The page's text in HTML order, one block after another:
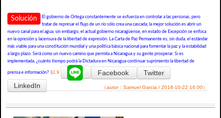
Solución
El gobierno de Ortega constantemente se esfuerza en controlar a las personas, pero
tratar de represar el flujo de un río sólo crea una cascada; la mejor solución es abrir un
nuevo canal para el agua, sin embargo, el actual gobierno nicaragüense, en estado de Excepción se enfoca
en la opresión y lacensura de la libertad de expresión. La Carta de Paz Permanente es, sin duda, el estándar
más viable para una constitución mundial y una política básica nacional para fomentar la paz y la estabilidad
a largo plazo. Será como un nuevo camino que permita a Nicaragua y su gente prosperar. Si es
implementada, ¿cuánto tiempo podrá la Dictadura en Nicaragua continuar suprimiento la libertad de
prensa e información? §1.9 Facebook
Twitter
LinkedIn
（autor：Samuel Garcia / 2018-10-22 16:00）